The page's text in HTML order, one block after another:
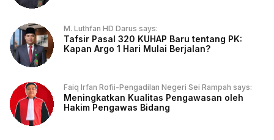
M. Luthfan HD Darus says:
Tafsir Pasal 320 KUHAP Baru tentang PK:
Kapan Argo 1 Hari Mulai Berjalan?
Faiq Irfan Rofii-Pengadilan Negeri Sei Rampah says:
Meningkatkan Kualitas Pengawasan oleh
Hakim Pengawas Bidang